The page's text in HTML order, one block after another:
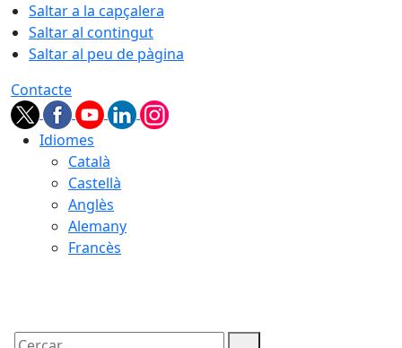
Saltar a la capçalera
Saltar al contingut
Saltar al peu de pàgina
Contacte
Idiomes
Català
Castellà
Anglès
Alemany
Francès